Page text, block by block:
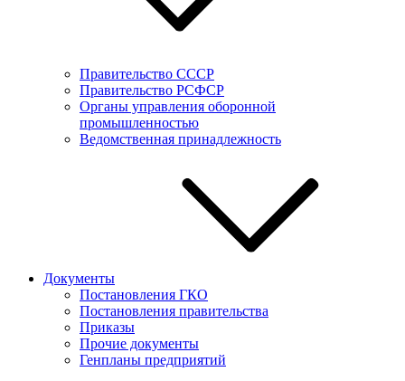
Правительство СССР
Правительство РСФСР
Органы управления оборонной
промышленностью
Ведомственная принадлежность
Документы
Постановления ГКО
Постановления правительства
Приказы
Прочие документы
Генпланы предприятий